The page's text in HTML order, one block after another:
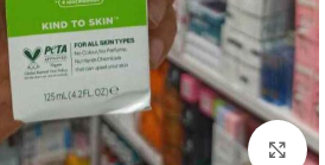
بزرگنمایی تصویر